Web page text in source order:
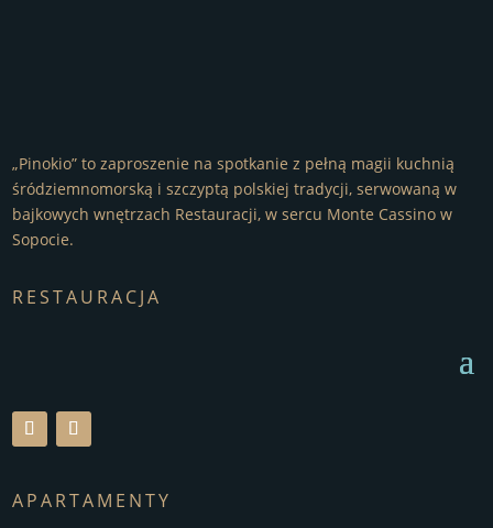
„Pinokio” to zaproszenie na spotkanie z pełną magii kuchnią
śródziemnomorską i szczyptą polskiej tradycji, serwowaną w
bajkowych wnętrzach Restauracji, w sercu Monte Cassino w
Sopocie.
RESTAURACJA
APARTAMENTY